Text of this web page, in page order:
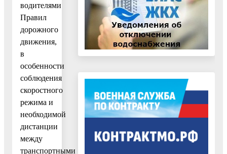
водителями
Правил
дорожного
движения,
в
особенности
соблюдения
скоростного
режима и
необходимой
дистанции
между
транспортными